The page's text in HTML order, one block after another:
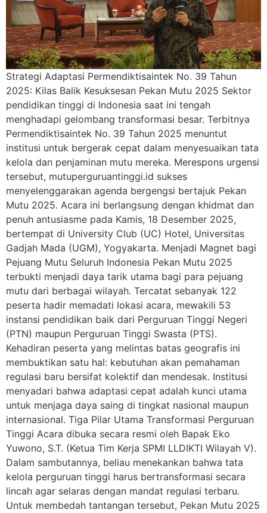
Strategi Adaptasi Permendiktisaintek No. 39 Tahun
2025: Kilas Balik Kesuksesan Pekan Mutu 2025 Sektor
pendidikan tinggi di Indonesia saat ini tengah
menghadapi gelombang transformasi besar. Terbitnya
Permendiktisaintek No. 39 Tahun 2025 menuntut
institusi untuk bergerak cepat dalam menyesuaikan tata
kelola dan penjaminan mutu mereka. Merespons urgensi
tersebut, mutuperguruantinggi.id sukses
menyelenggarakan agenda bergengsi bertajuk Pekan
Mutu 2025. Acara ini berlangsung dengan khidmat dan
penuh antusiasme pada Kamis, 18 Desember 2025,
bertempat di University Club (UC) Hotel, Universitas
Gadjah Mada (UGM), Yogyakarta. Menjadi Magnet bagi
Pejuang Mutu Seluruh Indonesia Pekan Mutu 2025
terbukti menjadi daya tarik utama bagi para pejuang
mutu dari berbagai wilayah. Tercatat sebanyak 122
peserta hadir memadati lokasi acara, mewakili 53
instansi pendidikan baik dari Perguruan Tinggi Negeri
(PTN) maupun Perguruan Tinggi Swasta (PTS).
Kehadiran peserta yang melintas batas geografis ini
membuktikan satu hal: kebutuhan akan pemahaman
regulasi baru bersifat kolektif dan mendesak. Institusi
menyadari bahwa adaptasi cepat adalah kunci utama
untuk menjaga daya saing di tingkat nasional maupun
internasional. Tiga Pilar Utama Transformasi Perguruan
Tinggi Acara dibuka secara resmi oleh Bapak Eko
Yuwono, S.T. (Ketua Tim Kerja SPMI LLDIKTI Wilayah V).
Dalam sambutannya, beliau menekankan bahwa tata
kelola perguruan tinggi harus bertransformasi secara
lincah agar selaras dengan mandat regulasi terbaru.
Untuk membedah tantangan tersebut, Pekan Mutu 2025